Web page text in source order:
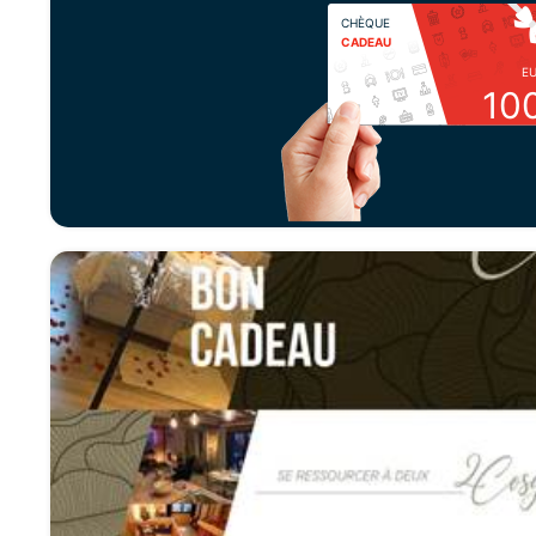
CHÈQUE
CADEAU